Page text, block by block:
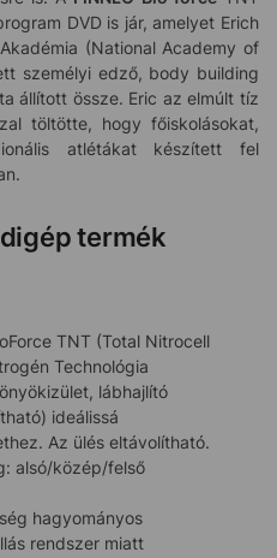
DVD is jár, amelyet Erich
(National Academy of
személyi edző, body building
állított össze. Eric az elmúlt tíz
töltötte, hogy főiskolásokat,
atlétákat készített fel
termék
TNT (Total Nitrocell
Technológia
lábhajlító
ideálissá
Az ülés eltávolítható.
alsó/közép/felső
hagyományos
rendszer miatt